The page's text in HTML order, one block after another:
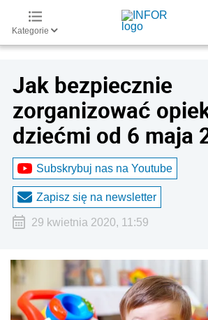
Kategorie
Jak bezpiecznie
zorganizować
dziećmi od 6 maja
Subskrybuj nas na Youtube
Zapisz się na newsletter
29 kwietnia 2020, 11:59